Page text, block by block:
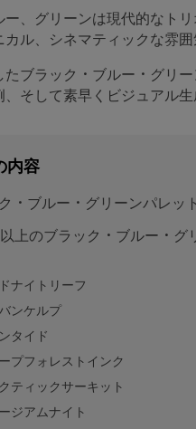
ー、グリーンは現代的なト
ル、シネマティックな雰囲
たブラック・ブルー・グリ
そして素早くビジュアル
内容
・ブルー・グリーンパレッ
上のブラック・ブルー・
ナイトリーフ
ンケルプ
タイド
プフォレストインク
ティックサーキット
ジアムナイト